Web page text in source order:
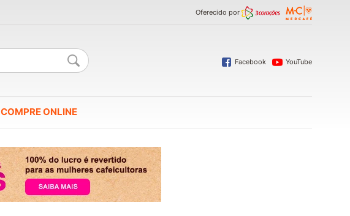
Oferecido por
Facebook YouTube
COMPRE ONLINE